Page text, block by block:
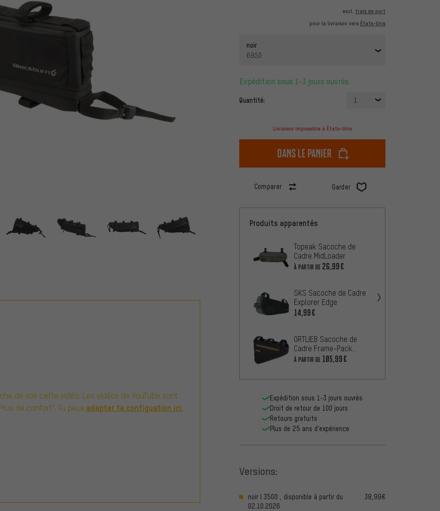
excl. frais de port
pour la livraison vers États-Unis
noir
6950
Expédition sous 1-3 jours ouvrés
Quantité: 1
Livraison impossible à États-Unis
dans le panier
Comparer Garder
de voir cette vidéo. Les vidéos de YouTube sont
de confort". Tu peux adapter ta configuation ici..
Produits apparentés
Topeak Sacoche de
Cadre MidLoader
À PARTIR DE 26,99€
SKS Sacoche de Cadre
Explorer Edge
14,99€
ORTLIEB Sacoche de
Cadre Frame-Pack
Modèle 2024
À PARTIR DE 105,99€
Expédition sous 1-3 jours ouvrés
Droit de retour de 100 jours
Retours gratuits
Plus de 25 ans d'expérience
Versions:
noir | 3500 , disponible à partir du
02.10.2026
38,99€